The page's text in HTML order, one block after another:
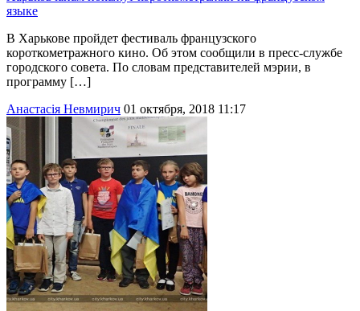
языке
В Харькове пройдет фестиваль французского
короткометражного кино. Об этом сообщили в пресс-службе
городского совета. По словам представителей мэрии, в
программу […]
Анастасія Невмирич 01 октября, 2018 11:17